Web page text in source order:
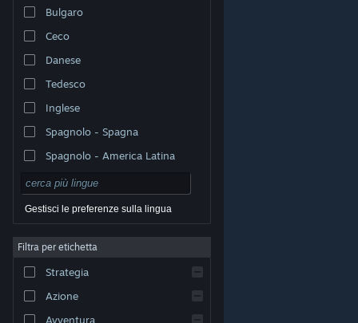
appartengono ai rispettivi proprietari negli Stati Uniti e
legali|
Steam| Rimborsi|
Bulgaro
Ceco
Danese
Tedesco
Inglese
Spagnolo - Spagna
Spagnolo - America Latina
Gestisci le preferenze sulla lingua
Filtra per etichetta
Strategia
Azione
Avventura